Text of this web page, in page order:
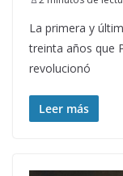
La primera y
treinta años que
revolucionó
Leer más